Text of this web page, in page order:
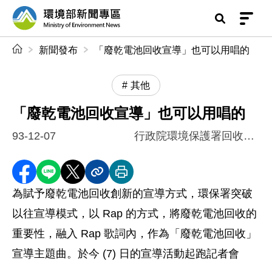
前往中央內容區塊
環境部新聞專區
新聞發布 「廢乾電池回收宣導」也可以用唱的
其他
「廢乾電池回收宣導」也可以用唱的
93-12-07 行政院環境保護署回收基管會
分享至 Facebook
分享到 LINE
分享到 X分享內容連結
列印本頁
為賦予廢乾電池回收創新的宣導方式，環保署突破
以往宣導模式，以 Rap 的方式，將廢乾電池回收的
重要性，融入 Rap 歌詞內，作為「廢乾電池回收」
宣導主題曲。於今 (7) 日的宣導活動起跑記者會